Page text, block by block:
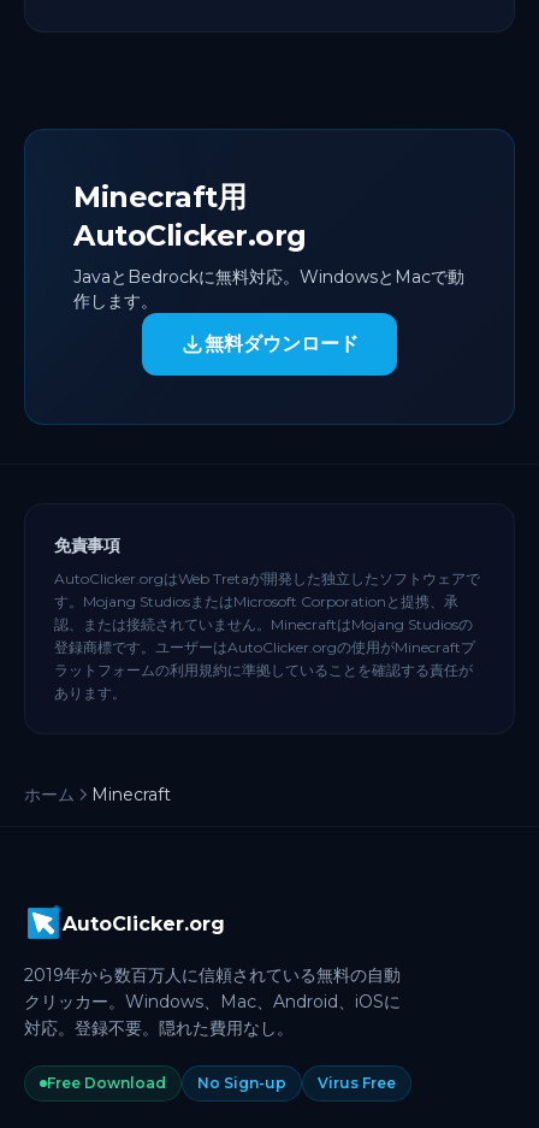
Minecraft用
AutoClicker.org
JavaとBedrockに無料対応。WindowsとMacで動
作します。
無料ダウンロード
免責事項
AutoClicker.orgはWeb Tretaが開発した独立したソフトウェアで
す。Mojang StudiosまたはMicrosoft Corporationと提携、承
認、または接続されていません。MinecraftはMojang Studiosの
登録商標です。ユーザーはAutoClicker.orgの使用がMinecraftプ
ラットフォームの利用規約に準拠していることを確認する責任が
あります。
ホーム Minecraft
AutoClicker.org
2019年から数百万人に信頼されている無料の自動
クリッカー。Windows、Mac、Android、iOSに
対応。登録不要。隠れた費用なし。
Free Download No Sign-up Virus Free